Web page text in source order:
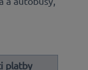
platby